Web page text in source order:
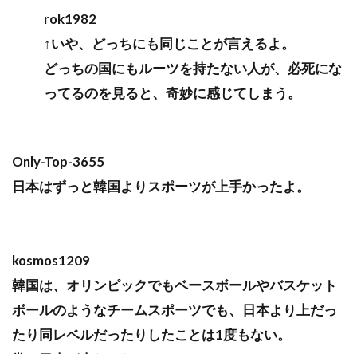
rok1982
↑いや、どっちにも同じことが言えるよ。
どっちの国にもルーツを持たない人が、必死にな
ってるのを見ると、奇妙に感じてしまう。
Only-Top-3655
日本はずっと韓国よりスポーツが上手かったよ。
kosmos1209
韓国は、オリンピックでもベースボールやバスケット
ボールのようなチームスポーツでも、日本より上だっ
たり同レベルだったりしたことは1度もない。